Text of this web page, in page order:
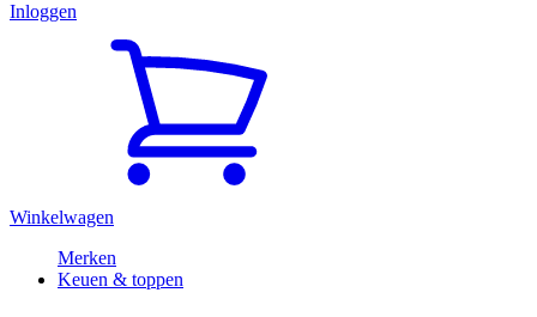
Inloggen
Winkelwagen
Merken
Keuen & toppen